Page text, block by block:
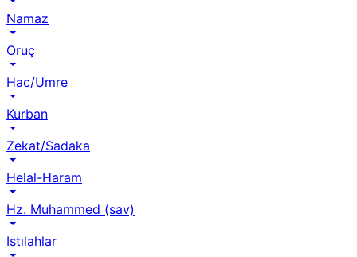
Namaz
Oruç
Hac/Umre
Kurban
Zekat/Sadaka
Helal-Haram
Hz. Muhammed (sav)
Istılahlar